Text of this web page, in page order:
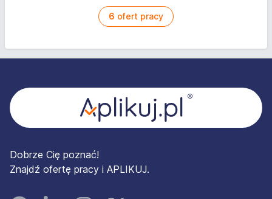
6 ofert pracy
Dobrze Cię poznać!
Znajdź ofertę pracy i APLIKUJ.